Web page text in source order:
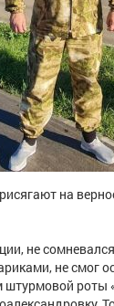
на
не
не смог
роты